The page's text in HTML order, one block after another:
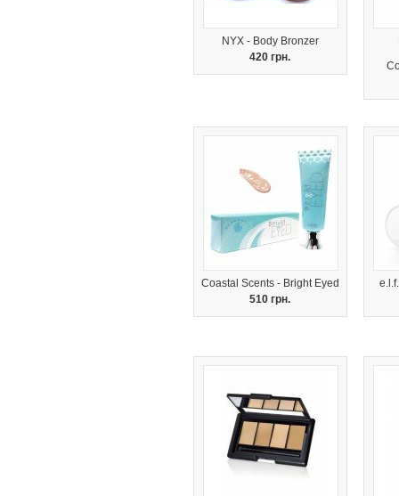
NYX - Body Bronzer
420 грн.
Coastal Scents - Bright Eyed
510 грн.